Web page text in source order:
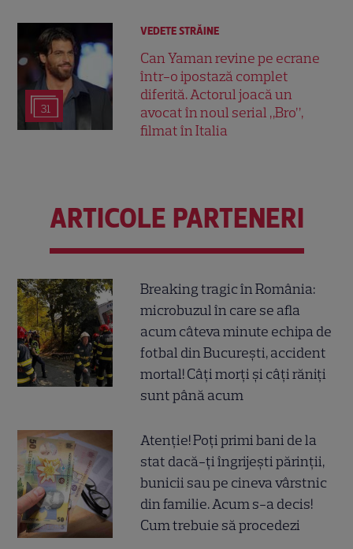
31
VEDETE STRĂINE
Can Yaman revine pe ecrane
într-o ipostază complet
diferită. Actorul joacă un
avocat în noul serial „Bro”,
filmat în Italia
ARTICOLE PARTENERI
Breaking tragic în România:
microbuzul în care se afla
acum câteva minute echipa de
fotbal din București, accident
mortal! Câți morți și câți răniți
sunt până acum
Atenție! Poți primi bani de la
stat dacă-ți îngrijești părinții,
bunicii sau pe cineva vârstnic
din familie. Acum s-a decis!
Cum trebuie să procedezi